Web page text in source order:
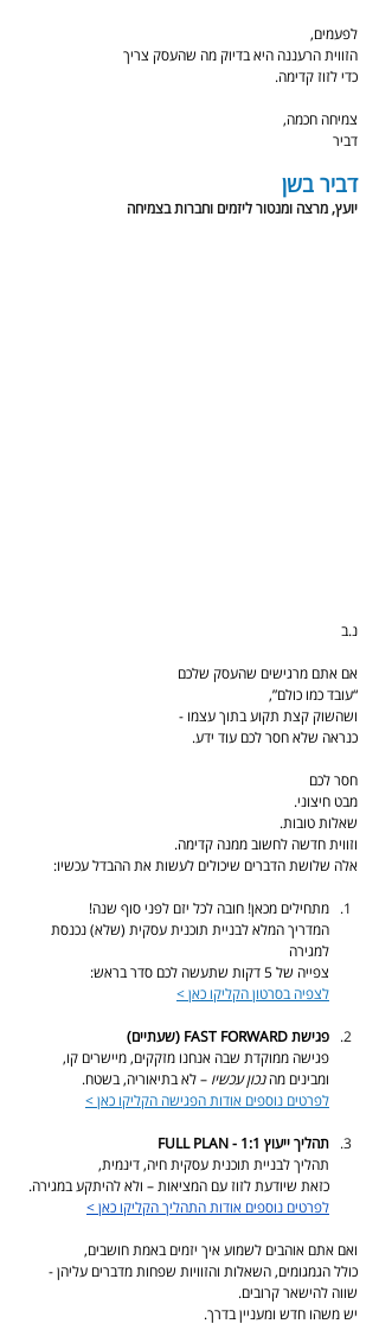
לפעמים,
הזווית הרעננה היא בדיוק מה שהעסק צריך
כדי לזוז קדימה.
צמיחה חכמה,
דביר
דביר בשן
יועץ, מרצה ומנטור ליזמים וחברות בצמיחה
נ.ב
אם אתם מרגישים שהעסק שלכם
“עובד כמו כולם”,
ושהשוק קצת תקוע בתוך עצמו -
כנראה שלא חסר לכם עוד ידע.
חסר לכם
מבט חיצוני.
שאלות טובות.
וזווית חדשה לחשוב ממנה קדימה.
אלה שלושת הדברים שיכולים לעשות את ההבדל עכשיו:
מתחילים מכאן! חובה לכל יזם לפני סוף שנה!
המדריך המלא לבניית תוכנית עסקית (שלא) נכנסת
למגירה
צפייה של 5 דקות שתעשה לכם סדר בראש:
לצפיה בסרטון הקליקו כאן >
פגישת FAST FORWARD (שעתיים)
פגישה ממוקדת שבה אנחנו מזקקים, מיישרים קו,
ומבינים מה נכון עכשיו – לא בתיאוריה, בשטח.
לפרטים נוספים אודות הפגישה הקליקו כאן >
תהליך ייעוץ 1:1 - FULL PLAN
תהליך לבניית תוכנית עסקית חיה, דינמית,
כזאת שיודעת לזוז עם המציאות – ולא להיתקע במגירה.
לפרטים נוספים אודות התהליך הקליקו כאן >
ואם אתם אוהבים לשמוע איך יזמים באמת חושבים,
כולל הגמגומים, השאלות והזוויות שפחות מדברים עליהן -
שווה להישאר קרובים.
יש משהו חדש ומעניין בדרך.